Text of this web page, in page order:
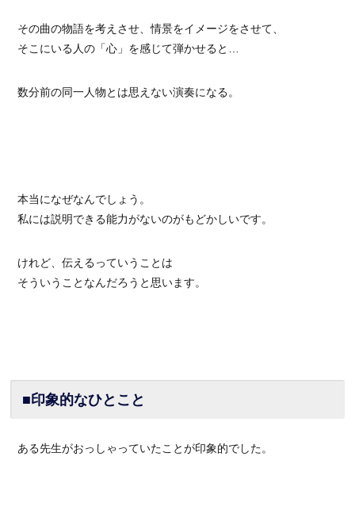
その曲の物語を考えさせ、情景をイメージをさせて、
そこにいる人の「心」を感じて弾かせると…
数分前の同一人物とは思えない演奏になる。
本当になぜなんでしょう。
私には説明できる能力がないのがもどかしいです。
けれど、伝えるっていうことは
そういうことなんだろうと思います。
■印象的なひとこと
ある先生がおっしゃっていたことが印象的でした。